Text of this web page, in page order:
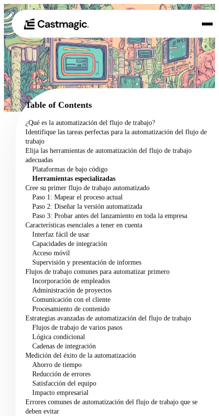
01 Producto
02 Casos de uso
Precios
Acerca de nosotros
Table of Contents
¿Qué es la automatización del flujo de trabajo?
Identifique las tareas perfectas para la automatización del flujo de
trabajo
Elija las herramientas de automatización del flujo de trabajo
adecuadas
Plataformas de bajo código
Herramientas especializadas
Cree su primer flujo de trabajo automatizado
Paso 1: Mapear el proceso actual
Paso 2: Diseñar la versión automatizada
Paso 3: Probar antes del lanzamiento en toda la empresa
Características esenciales a tener en cuenta
Interfaz fácil de usar
Capacidades de integración
Acceso móvil
Supervisión y presentación de informes
Flujos de trabajo comunes para automatizar primero
Incorporación de empleados
Administración de proyectos
Comunicación con el cliente
Procesamiento de contenido
Estrategias avanzadas de automatización del flujo de trabajo
Flujos de trabajo de varios pasos
Lógica condicional
Cadenas de integración
Medición del éxito de la automatización
Ahorro de tiempo
Reducción de errores
Satisfacción del equipo
Impacto empresarial
Errores comunes de automatización del flujo de trabajo que se
deben evitar